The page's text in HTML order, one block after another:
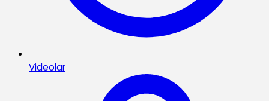
Videolar